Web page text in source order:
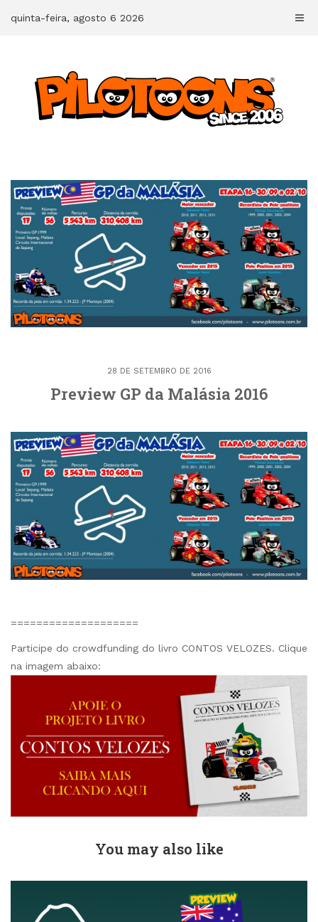
quinta-feira, agosto 6 2026
28 DE SETEMBRO DE 2016
Preview GP da Malásia 2016
====================
Participe do crowdfunding do livro CONTOS VELOZES. Clique
na imagem abaixo:
You may also like